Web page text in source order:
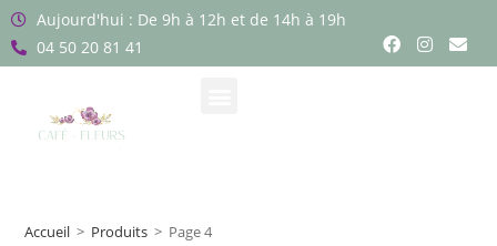
Aujourd'hui : De 9h à 12h et de 14h à 19h
04 50 20 81 41
Accueil > Produits > Page 4